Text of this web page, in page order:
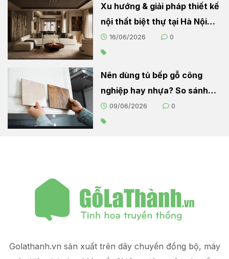
Xu hướng & giải pháp thiết kế
nội thất biệt thự tại Hà Nội
2026
16/06/2026 0
Nên dùng tủ bếp gỗ công
nghiệp hay nhựa? So sánh
chi tiết cho người nội trợ
09/06/2026 0
Golathanh.vn sản xuất trên dây chuyền đồng bộ, máy